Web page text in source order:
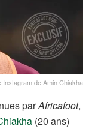
de Amin Chiakha
parAfricafoot,
(20 ans)